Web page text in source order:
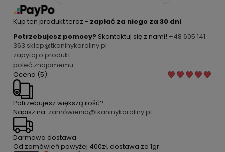
Kup ten produkt teraz - zapłać za niego za 30 dni
Potrzebujesz pomocy? Skontaktuj się z nami! +48 605 141
363 sklep@tkaninykaroliny.pl
zapytaj o produkt
poleć znajomemu
Ocena (5):
Potrzebujesz większą ilość?
Napisz na: zamówienia@tkaninykaroliny.pl
Darmowa dostawa
Od zamówień powyżej 400zł, dostawa za 1gr.